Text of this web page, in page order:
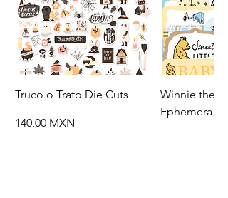
Truco o Trato Die Cuts
Precio
140,00 MXN
Winnie the
Ephemera